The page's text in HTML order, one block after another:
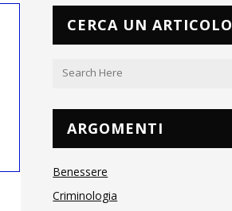
CERCA UN ARTICOLO
ARGOMENTI
Benessere
Criminologia